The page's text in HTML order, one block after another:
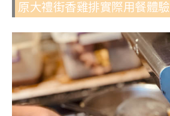
原大禮街香雞排實際用餐體驗